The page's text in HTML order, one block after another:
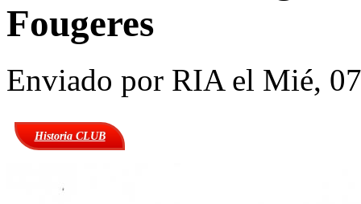
Fougeres
Enviado por RIAel Mié,
Historia CLUB